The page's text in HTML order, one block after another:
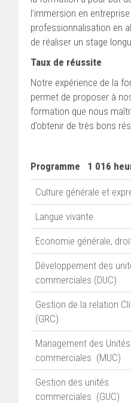
l’immersion en
professionnalisation en
de réaliser un stage
Taux de réussite
Notre expérience de la
permet de proposer à
formation que nous
d’obtenir de très bons
Programme 1 016
Culture générale et
Langue vivante
Economie générale,
Développement des
commerciales (DUC)
Gestion de la relation
(GRC)
Management des Unités
commerciales (MUC)
Gestion des unités
commerciales (GUC)